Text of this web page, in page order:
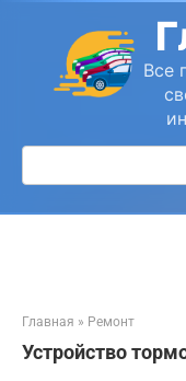
контенту
Все
Поиск:
Главная » Ремонт
Устройство